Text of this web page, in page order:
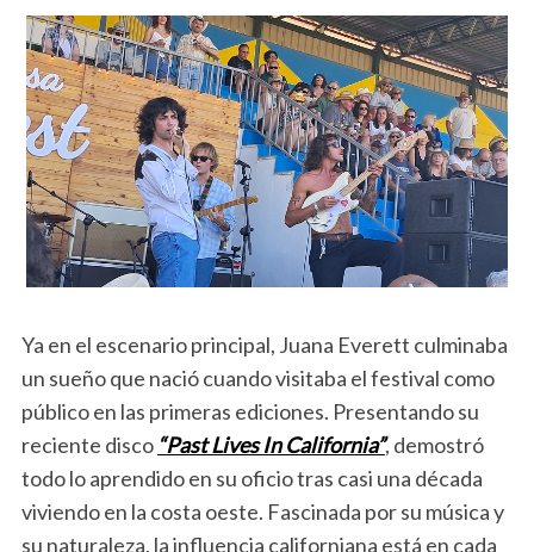
Ya en el escenario principal, Juana Everett culminaba
un sueño que nació cuando visitaba el festival como
público en las primeras ediciones. Presentando su
reciente disco “Past Lives In California”, demostró
todo lo aprendido en su oficio tras casi una década
viviendo en la costa oeste. Fascinada por su música y
su naturaleza, la influencia californiana está en cada